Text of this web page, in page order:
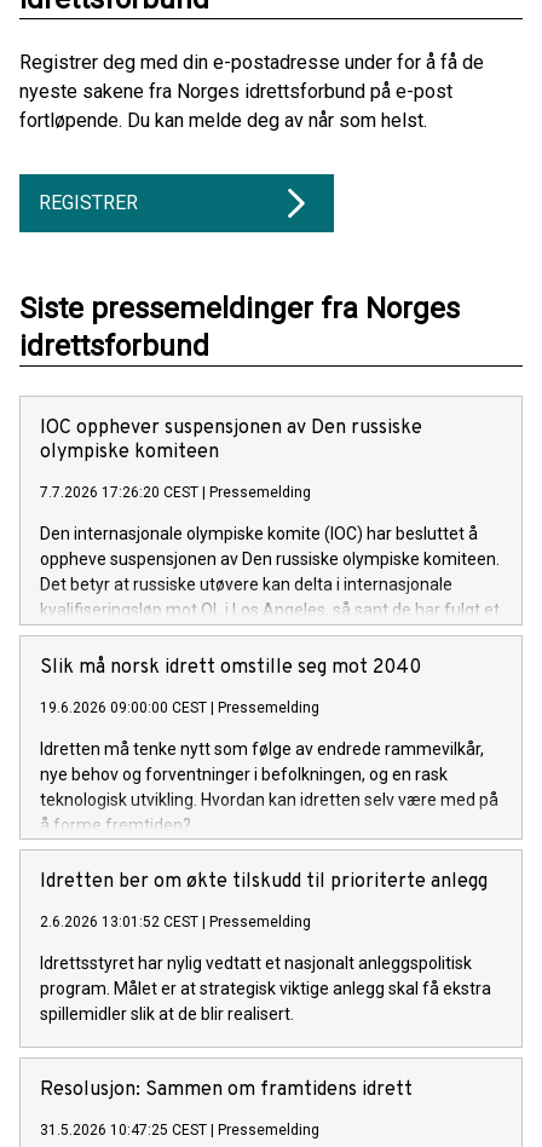
Registrer deg med din e-postadresse under for å få de
nyeste sakene fra Norges idrettsforbund på e-post
fortløpende. Du kan melde deg av når som helst.
REGISTRER
Siste pressemeldinger fra Norges
idrettsforbund
IOC opphever suspensjonen av Den russiske
olympiske komiteen
7.7.2026 17:26:20 CEST Pressemelding
Den internasjonale olympiske komite (IOC) har besluttet å
oppheve suspensjonen av Den russiske olympiske komiteen.
Det betyr at russiske utøvere kan delta i internasjonale
kvalifiseringsløp mot OL i Los Angeles, så sant de har fulgt et
troverdig anti-doping regime.
Slik må norsk idrett omstille seg mot 2040
19.6.2026 09:00:00 CEST Pressemelding
Idretten må tenke nytt som følge av endrede rammevilkår,
nye behov og forventninger i befolkningen, og en rask
teknologisk utvikling. Hvordan kan idretten selv være med på
å forme fremtiden?
Idretten ber om økte tilskudd til prioriterte anlegg
2.6.2026 13:01:52 CEST Pressemelding
Idrettsstyret har nylig vedtatt et nasjonalt anleggspolitisk
program. Målet er at strategisk viktige anlegg skal få ekstra
spillemidler slik at de blir realisert.
Resolusjon: Sammen om framtidens idrett
31.5.2026 10:47:25 CEST Pressemelding